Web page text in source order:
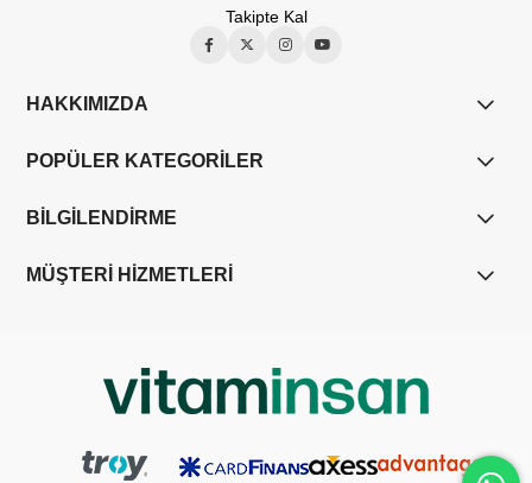
Takipte Kal
HAKKIMIZDA
POPÜLER KATEGORİLER
BİLGİLENDİRME
MÜŞTERİ HİZMETLERİ